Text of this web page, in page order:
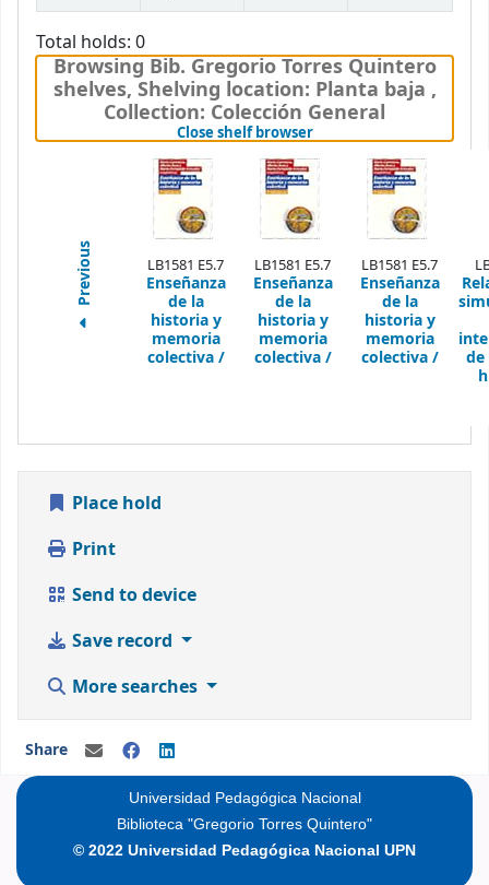
Total holds: 0
Browsing Bib. Gregorio Torres Quintero
shelves, Shelving location: Planta baja ,
Collection: Colección General
Close shelf browser(Hides shelf browser)
Previous LB1581 E5.7
Enseñanza
de la
historia y
memoria
colectiva /
LB1581 E5.7
Enseñanza
de la
historia y
memoria
colectiva /
LB1581 E5.7
Enseñanza
de la
historia y
memoria
colectiva /
Place hold
Print
Send to device
Save record
More searches
Share
Universidad Pedagógica Nacional
Biblioteca "Gregorio Torres Quintero"
© 2022 Universidad Pedagógica Nacional UPN